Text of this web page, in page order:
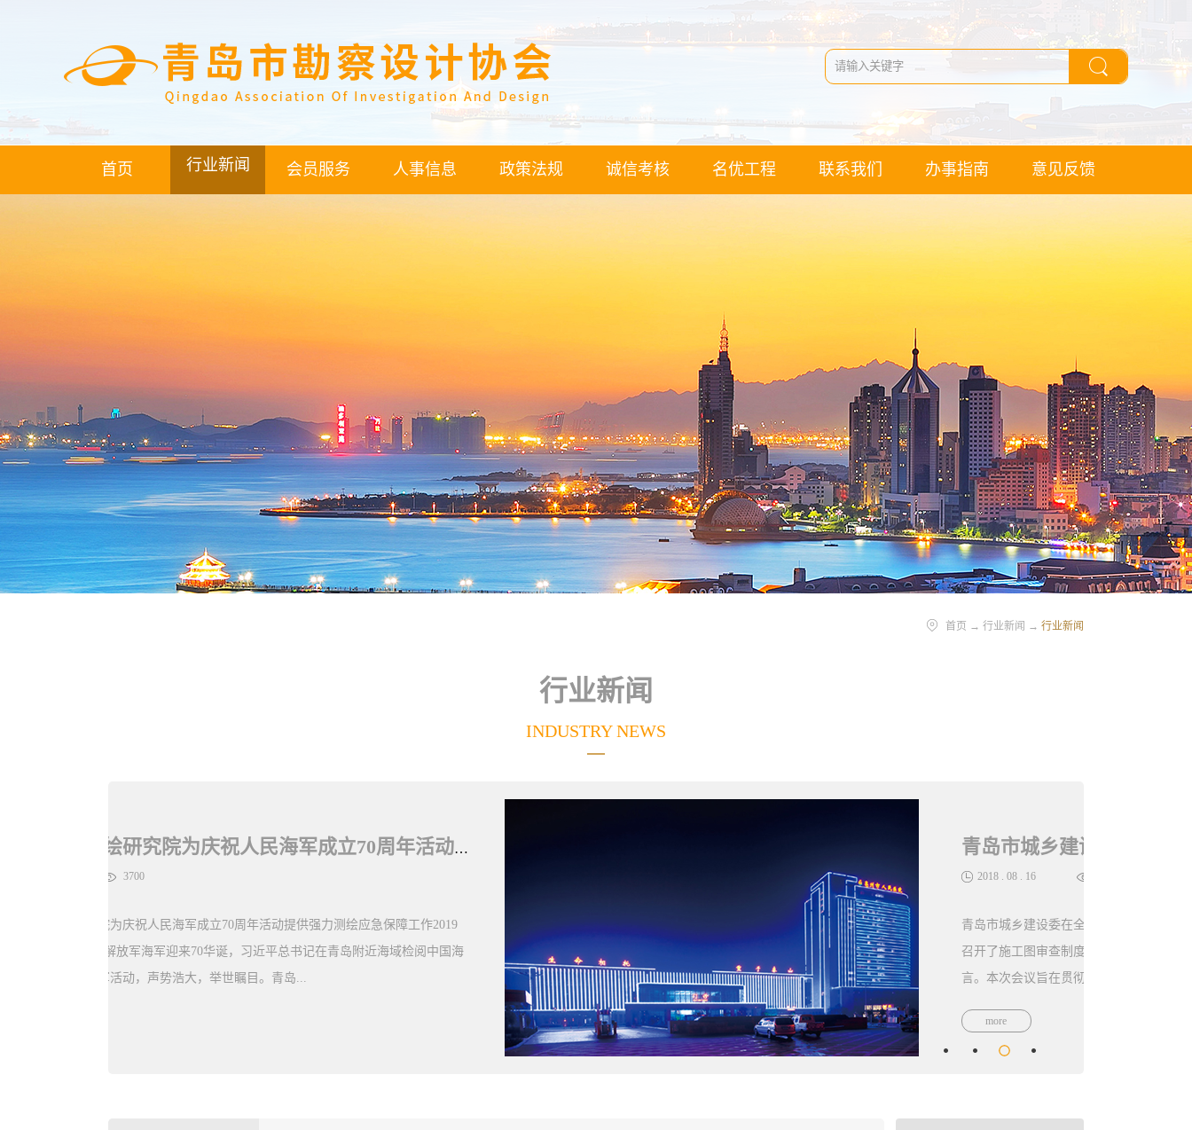
首页 行业新闻 会员服务 人事信息 政策法规 诚信考核 名优工程 联系我们 办事指南 意见反馈
首页 → 行业新闻 → 行业新闻
行业新闻
INDUSTRY NEWS
青岛市城乡建设委在全省施工图审查制度改革工作座谈会做典型发言
青岛市城乡建设委在全省施工图审查制度改革工作座谈会做典型发言8月9日，省住建厅
召开了施工图审查制度改革工作座谈会。根据会议安排，青岛市城乡建设委做了典型发
言。本次会议旨在贯彻落实习近平总书记视察山东重要讲话...
精神和省委、省政府新旧动能转换重大决策及“放管服”改革部署要求，总结交流上半年工
more